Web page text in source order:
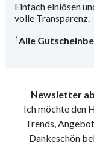
Einfach einlösen
volle Transparenz.
1Alle
Newsletter
Ich möchte den
Trends,
Dankeschön